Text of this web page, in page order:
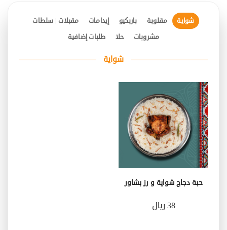
شواية مقلوبة باربكيو إيدامات
مقبلات | سلطات
مشروبات
حلا طلبات إضافية
شواية
حبة دجاج شواية و رز بشاور
38 ريال